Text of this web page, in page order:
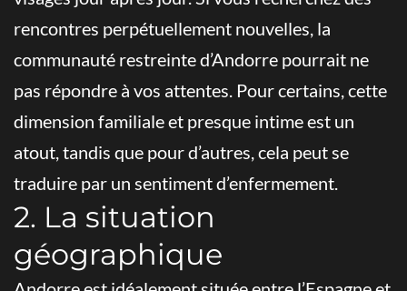
rencontres perpétuellement nouvelles, la
communauté restreinte d’Andorre pourrait ne
pas répondre à vos attentes. Pour certains, cette
dimension familiale et presque intime est un
atout, tandis que pour d’autres, cela peut se
traduire par un sentiment d’enfermement.
2. La situation
géographique